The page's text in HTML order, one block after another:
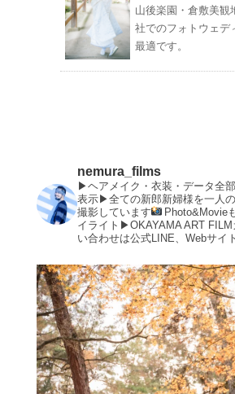
山後楽園・倉敷美観
社でのフォトウェデ
最適です。
nemura_films
▶︎ヘアメイク・衣装・データ全
表示▶︎全ての新郎新婦様を一人
撮影しています
Photo&Movie
イライト▶︎OKAYAMA ART FILM
い合わせは公式LINE、Webサイ